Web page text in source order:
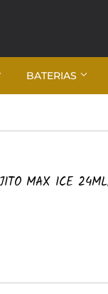
BATERIAS
MAX ICE